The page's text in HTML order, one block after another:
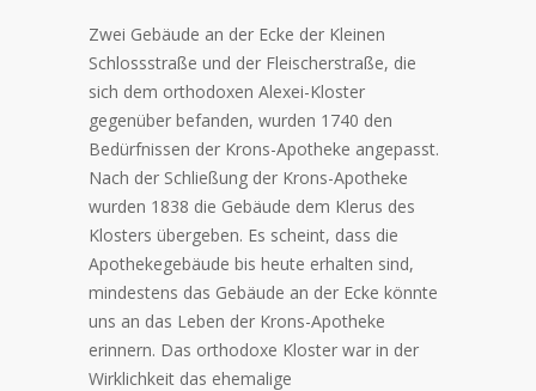
Zwei Gebäude an der Ecke der Kleinen
Schlossstraße und der Fleischerstraße, die
sich dem orthodoxen Alexei-Kloster
gegenüber befanden, wurden 1740 den
Bedürfnissen der Krons-Apotheke angepasst.
Nach der Schließung der Krons-Apotheke
wurden 1838 die Gebäude dem Klerus des
Klosters übergeben. Es scheint, dass die
Apothekegebäude bis heute erhalten sind,
mindestens das Gebäude an der Ecke könnte
uns an das Leben der Krons-Apotheke
erinnern. Das orthodoxe Kloster war in der
Wirklichkeit das ehemalige